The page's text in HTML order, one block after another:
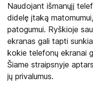
Naudojant išmanųjį
didelę įtaką
patogumui. Ryškioje
ekranas gali tapti
kokie telefonų ekranai
Šiame straipsnyje
jų privalumus.